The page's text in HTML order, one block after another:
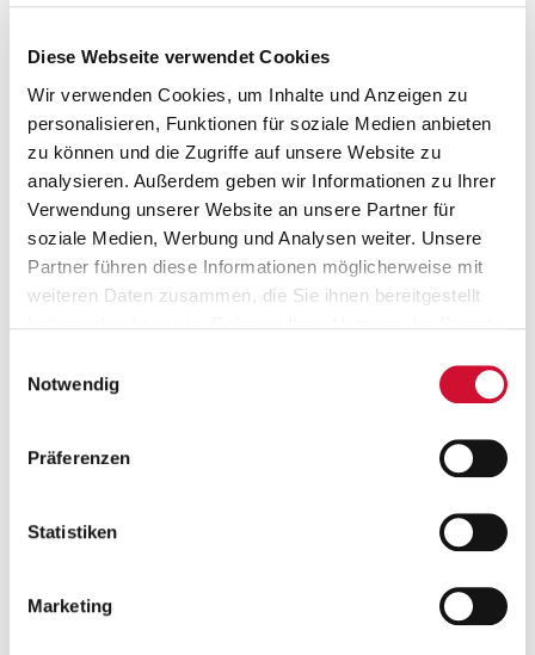
Diese Webseite verwendet Cookies
Wir verwenden Cookies, um Inhalte und Anzeigen zu
personalisieren, Funktionen für soziale Medien anbieten
zu können und die Zugriffe auf unsere Website zu
analysieren. Außerdem geben wir Informationen zu Ihrer
Verwendung unserer Website an unsere Partner für
soziale Medien, Werbung und Analysen weiter. Unsere
Partner führen diese Informationen möglicherweise mit
weiteren Daten zusammen, die Sie ihnen bereitgestellt
Wenn Sie auf „Cookies zulassen“ klicken, so stimmen
Sie der Speicherung sämtlicher Cookies zu. Sie können
Ihre Einwilligung selbstverständlich jederzeit widerrufen,
indem Sie die Cookie-Einstellungen aufrufen und diese
unsererDatenschutzerklärung
Notwendig
Präferenzen
Statistiken
Marketing
Stelleninfos Einsatzort
Gruppenleiter*in
Examinierte Pflegekraft
Pädagogische Fachkraft
Einrichtungen des Gesundheitswesens
Nummer: